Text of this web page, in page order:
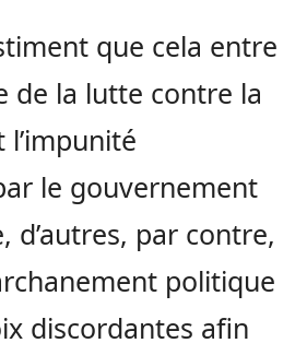
que cela entre
de la lutte contre la
le gouvernement
d’autres, par contre,
politique
discordantes afin